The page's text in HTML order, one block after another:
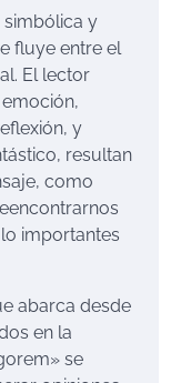
simbólica y
fluye entre el
El lector
y
resultan
como
importantes
abarca desde
en la
se